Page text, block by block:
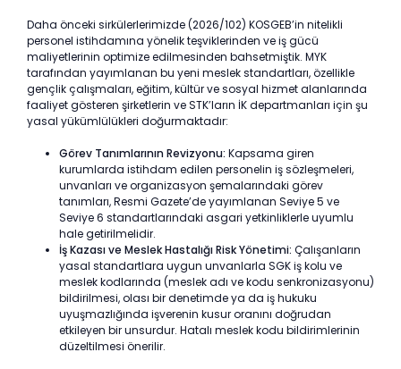
Daha önceki sirkülerlerimizde (2026/102) KOSGEB’in nitelikli
personel istihdamına yönelik teşviklerinden ve iş gücü
maliyetlerinin optimize edilmesinden bahsetmiştik. MYK
tarafından yayımlanan bu yeni meslek standartları, özellikle
gençlik çalışmaları, eğitim, kültür ve sosyal hizmet alanlarında
faaliyet gösteren şirketlerin ve STK’ların İK departmanları için şu
yasal yükümlülükleri doğurmaktadır:
Görev Tanımlarının Revizyonu: Kapsama giren
kurumlarda istihdam edilen personelin iş sözleşmeleri,
unvanları ve organizasyon şemalarındaki görev
tanımları, Resmi Gazete’de yayımlanan Seviye 5 ve
Seviye 6 standartlarındaki asgari yetkinliklerle uyumlu
hale getirilmelidir.
İş Kazası ve Meslek Hastalığı Risk Yönetimi: Çalışanların
yasal standartlara uygun unvanlarla SGK iş kolu ve
meslek kodlarında (meslek adı ve kodu senkronizasyonu)
bildirilmesi, olası bir denetimde ya da iş hukuku
uyuşmazlığında işverenin kusur oranını doğrudan
etkileyen bir unsurdur. Hatalı meslek kodu bildirimlerinin
düzeltilmesi önerilir.